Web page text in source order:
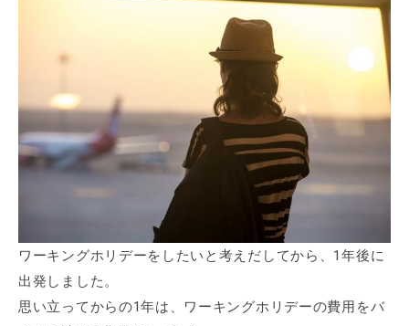
ワーキングホリデーをしたいと考えだしてから、1年後に
出発しました。
思い立ってからの1年は、ワーキングホリデーの費用をバ